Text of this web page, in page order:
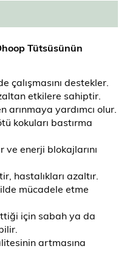
Tütsüsünün
çalışmasını destekler.
etkilere sahiptir.
yardımcı olur.
kokuları bastırma
ve enerji blokajlarını
hastalıkları azaltır.
mücadele etme
için sabah ya da
artmasına